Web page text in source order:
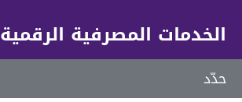
الخدمات المصرفية الرقمية
حدّد